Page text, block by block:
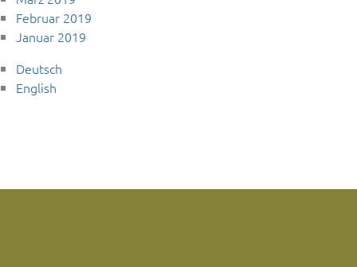
Februar 2019
Januar 2019
Deutsch
English